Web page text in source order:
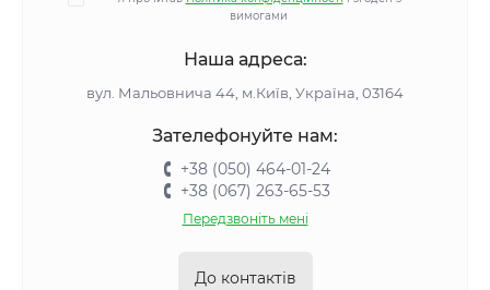
вимогами
Наша адреса:
вул. Мальовнича 44, м.Київ, Україна, 03164
Зателефонуйте нам:
+38 (050) 464-01-24
+38 (067) 263-65-53
Передзвоніть мені
До контактів